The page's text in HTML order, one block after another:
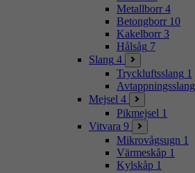
Metallborr 4
Betongborr 10
Kakelborr 3
Hålsåg 7
Slang 4
Tryckluftsslang 1
Avtappningsslang
Mejsel 4
Pikmejsel 1
Vitvara 9
Mikrovågsugn 1
Värmeskåp 1
Kylskåp 1